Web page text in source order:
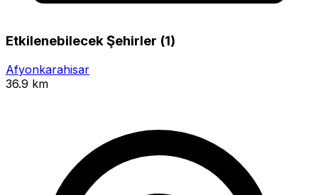
Etkilenebilecek Şehirler (1)
Afyonkarahisar
36.9 km